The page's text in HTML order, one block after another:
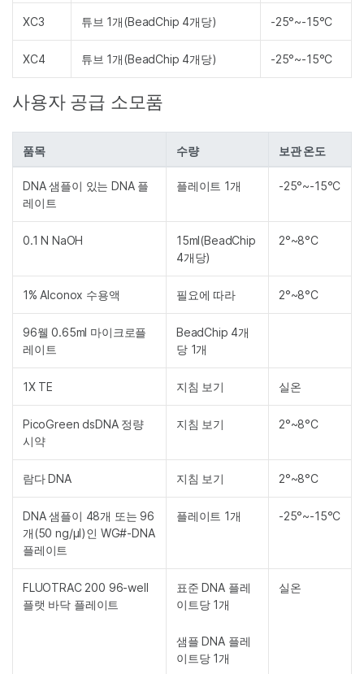
XC3 튜브 1개(BeadChip 4개당) -25°~-15°C
XC4 튜브 1개(BeadChip 4개당) -25°~-15°C
사용자 공급 소모품
품목 수량 보관 온도
DNA 샘플이 있는 DNA 플
레이트
플레이트 1개 -25°~-15°C
0.1 N NaOH
15ml(BeadChip
4개당)
2°~8°C
1% Alconox 수용액 필요에 따라 2°~8°C
96웰 0.65ml 마이크로플
레이트
BeadChip 4개
당 1개
1X TE 지침 보기 실온
PicoGreen dsDNA 정량
시약
지침 보기 2°~8°C
람다 DNA 지침 보기 2°~8°C
DNA 샘플이 48개 또는 96
개(50 ng/µl)인 WG#-DNA
플레이트
플레이트 1개 -25°~-15°C
FLUOTRAC 200 96-well
플랫 바닥 플레이트
표준 DNA 플레
이트당 1개
샘플 DNA 플레
이트당 1개
실온